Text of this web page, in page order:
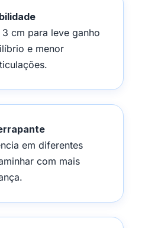
cm para leve ganho
e menor
em diferentes
com mais